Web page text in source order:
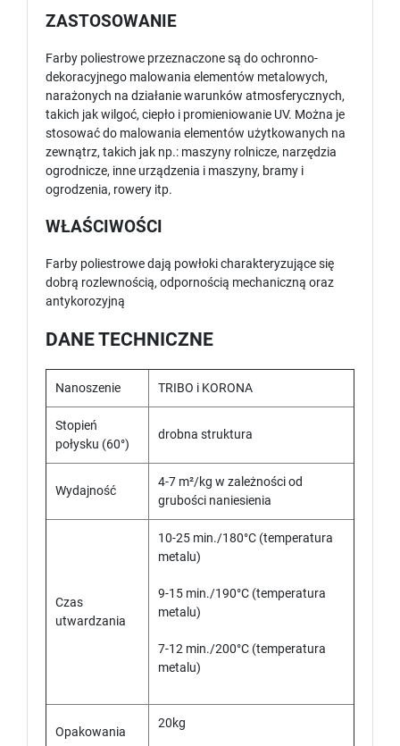
ZASTOSOWANIE
Farby poliestrowe przeznaczone są do ochronno-
dekoracyjnego malowania elementów metalowych,
narażonych na działanie warunków atmosferycznych,
takich jak wilgoć, ciepło i promieniowanie UV. Można je
stosować do malowania elementów użytkowanych na
zewnątrz, takich jak np.: maszyny rolnicze, narzędzia
ogrodnicze, inne urządzenia i maszyny, bramy i
ogrodzenia, rowery itp.
WŁAŚCIWOŚCI
Farby poliestrowe dają powłoki charakteryzujące się
dobrą rozlewnością, odpornością mechaniczną oraz
antykorozyjną
DANE TECHNICZNE
Nanoszenie TRIBO i KORONA
Stopień
połysku (60°)
drobna struktura
Wydajność
4-7 m²/kg w zależności od
grubości naniesienia
Czas
utwardzania
10-25 min./180°C (temperatura
metalu)
9-15 min./190°C (temperatura
metalu)
7-12 min./200°C (temperatura
metalu)
Opakowania
20kg